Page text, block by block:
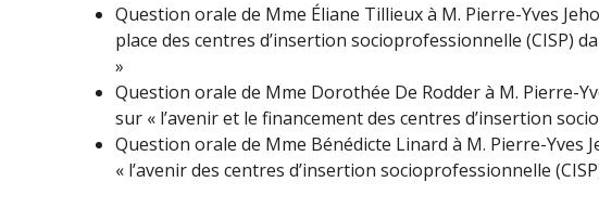
Question orale de Mme Éliane Tillieux à M. Pierre-Yves
place des centres d’insertion socioprofessionnelle (CISP)
»
Question orale de Mme Dorothée De Rodder à M. Pierre-
sur « l’avenir et le financement des centres d’insertion
Question orale de Mme Bénédicte Linard à M. Pierre-Yves
« l’avenir des centres d’insertion socioprofessionnelle